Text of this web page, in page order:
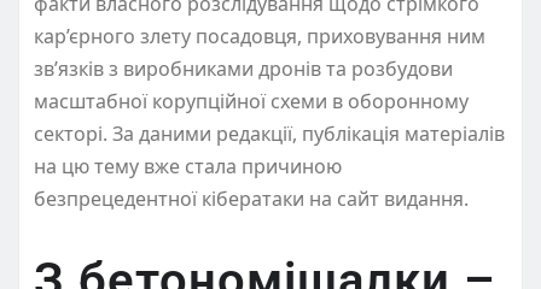
кар’єрного злету посадовця, приховування ним
зв’язків з виробниками дронів та розбудови
масштабної корупційної схеми в оборонному
секторі. За даними редакції, публікація матеріалів
на цю тему вже стала причиною
безпрецедентної кібератаки на сайт видання.